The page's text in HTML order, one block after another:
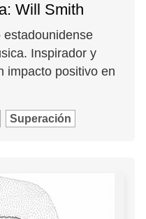
Will Smith
Inspirador y
impacto positivo en
Superación